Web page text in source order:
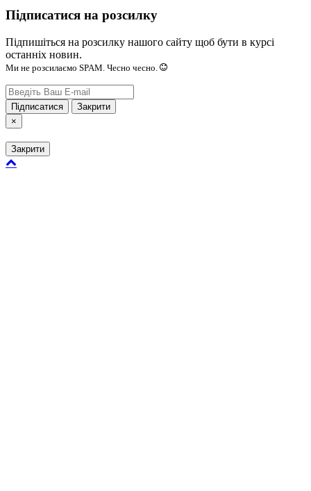
Підписатися на розсилку
Підпишіться на розсилку нашого сайту щоб бути в курсі
останніх новин.
Ми не розсилаємо SPAM. Чесно чесно.
Підписатися
Закрити
×
Закрити